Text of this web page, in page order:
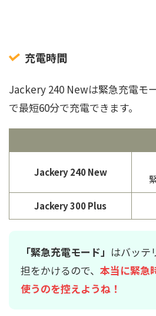
充電時間
Jackery 240 Newは緊急充電モ
で最短60分で充電できます。
Jackery 240 New
Jackery 300 Plus
「緊急充電モード」 はバッテ
担をかけるので、 本当に緊急
使うのを控えようね！